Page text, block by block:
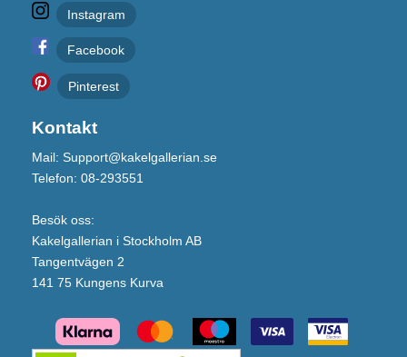
Instagram
Facebook
Pinterest
Kontakt
Mail: Support@kakelgallerian.se
Telefon: 08-293551
Besök oss:
Kakelgallerian i Stockholm AB
Tangentvägen 2
141 75 Kungens Kurva